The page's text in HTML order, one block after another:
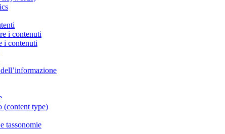
i contenuti
i contenuti
(content type)
tassonomie